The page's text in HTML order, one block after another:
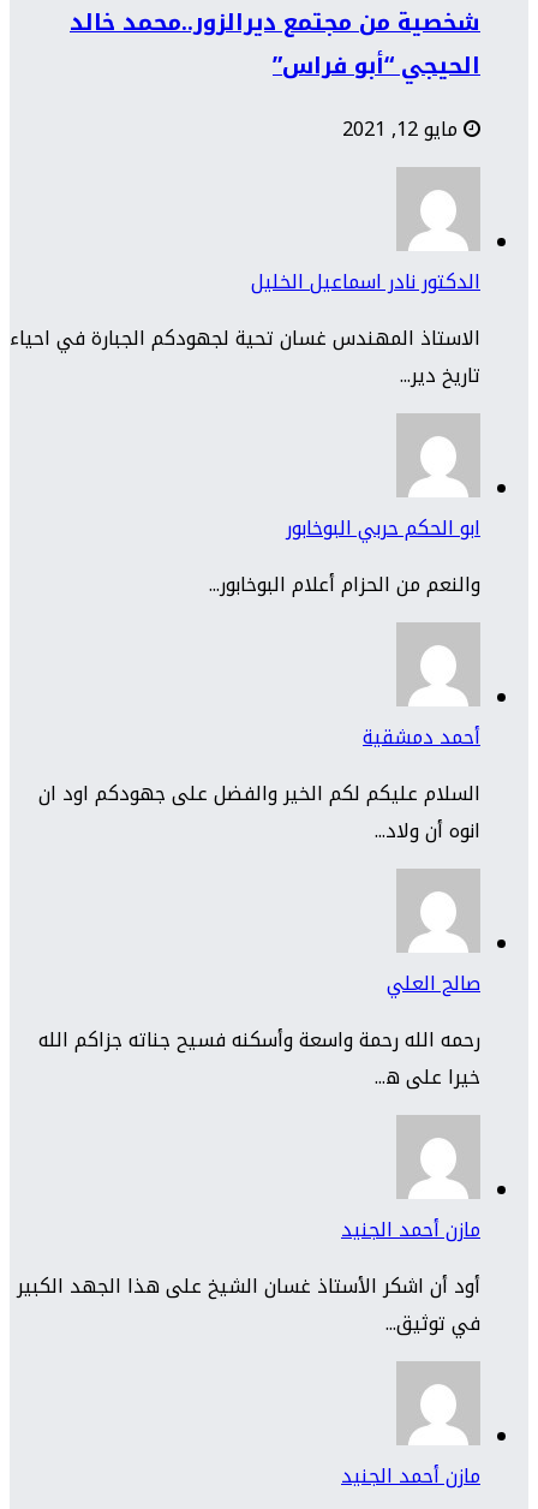
شخصية من مجتمع ديرالزور..محمد خالد
الحيجي “أبو فراس”
مايو 12, 2021
الدكتور نادر اسماعيل الخليل
الاستاذ المهندس غسان تحية لجهودكم الجبارة في احياء
تاريخ دير...
ابو الحكم حربي البوخابور
والنعم من الحزام أعلام البوخابور...
أحمد دمشقية
السلام عليكم لكم الخير والفضل على جهودكم اود ان
انوه أن ولاد...
صالح العلي
رحمه الله رحمة واسعة وأسكنه فسيح جناته جزاكم الله
خيرا على ه...
مازن أحمد الجنيد
أود أن اشكر الأستاذ غسان الشيخ على هذا الجهد الكبير
في توثيق...
مازن أحمد الجنيد